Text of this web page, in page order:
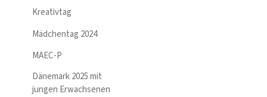
Kreativtag
Mädchentag 2024
MAEC-P
Dänemark 2025 mit
jungen Erwachsenen